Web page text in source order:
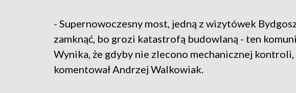
- Supernowoczesny most, jedną z wizytówek
zamknąć, bo grozi katastrofą budowlaną - ten
Wynika, że gdyby nie zlecono mechanicznej
komentował Andrzej Walkowiak.